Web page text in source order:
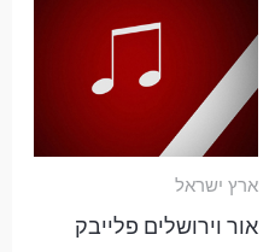
ארץ ישראל
אור וירושלים פלייבק